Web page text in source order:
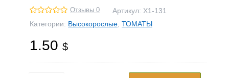
Отзывы 0 Артикул: Х1-131
Категории: Высокорослые ТОМАТЫ
1.50 $